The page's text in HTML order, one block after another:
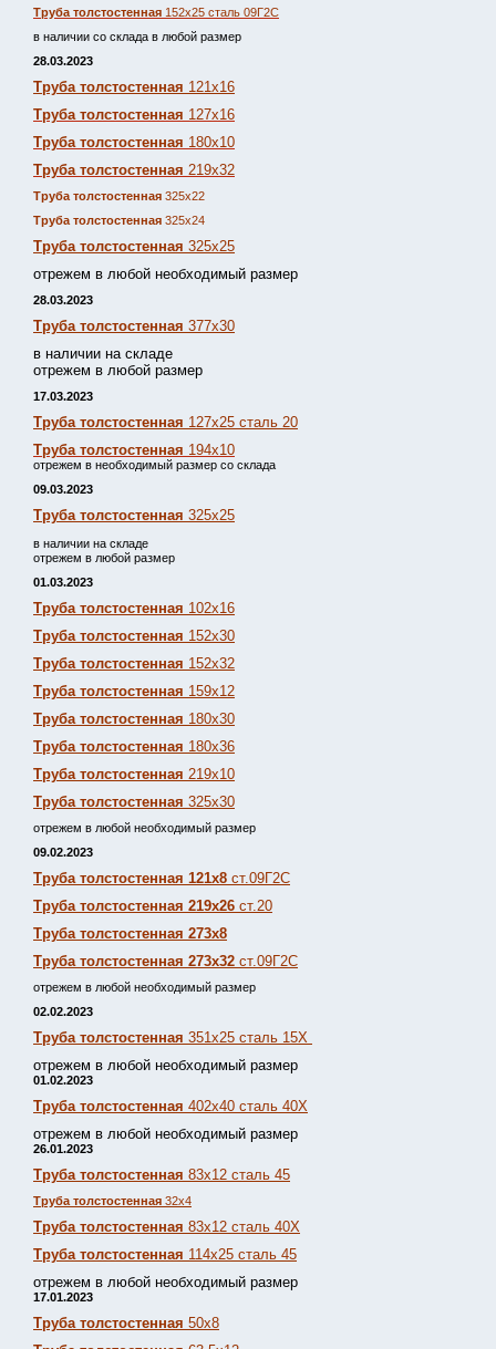
Труба толстостенная 152х25 сталь 09Г2С
в наличии со склада в любой размер
28.03.2023
Труба толстостенная 121х16
Труба толстостенная 127х16
Труба толстостенная 180х10
Труба толстостенная 219х32
Труба толстостенная 325х22
Труба толстостенная 325х24
Труба толстостенная 325х25
отрежем в любой необходимый размер
28.03.2023
Труба толстостенная 377х30
в наличии на складе
отрежем в любой размер
17.03.2023
Труба толстостенная 127х25 сталь 20
Труба толстостенная 194х10
отрежем в необходимый размер со склада
09.03.2023
Труба толстостенная 325х25
в наличии на складе
отрежем в любой размер
01.03.2023
Труба толстостенная 102х16
Труба толстостенная 152х30
Труба толстостенная 152х32
Труба толстостенная 159х12
Труба толстостенная 180х30
Труба толстостенная 180х36
Труба толстостенная 219х10
Труба толстостенная 325х30
отрежем в любой необходимый размер
09.02.2023
Труба толстостенная 121х8 ст.09Г2С
Труба толстостенная 219х26 ст.20
Труба толстостенная 273х8
Труба толстостенная 273х32 ст.09Г2С
отрежем в любой необходимый размер
02.02.2023
Труба толстостенная 351х25 сталь 15Х
отрежем в любой необходимый размер
01.02.2023
Труба толстостенная 402х40 сталь 40Х
отрежем в любой необходимый размер
26.01.2023
Труба толстостенная 83х12 сталь 45
Труба толстостенная 32х4
Труба толстостенная 83х12 сталь 40Х
Труба толстостенная 114х25 сталь 45
отрежем в любой необходимый размер
17.01.2023
Труба толстостенная 50х8